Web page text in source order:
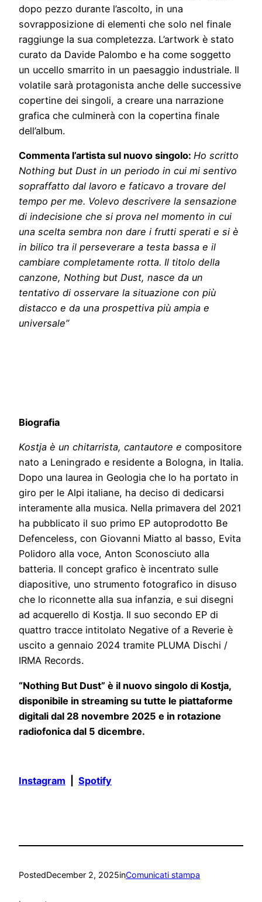
dopo pezzo durante l’ascolto, in una
sovrapposizione di elementi che solo nel finale
raggiunge la sua completezza. L’artwork è stato
curato da Davide Palombo e ha come soggetto
un uccello smarrito in un paesaggio industriale. Il
volatile sarà protagonista anche delle successive
copertine dei singoli, a creare una narrazione
grafica che culminerà con la copertina finale
dell’album.
Commenta l’artista sul nuovo singolo: Ho scritto
Nothing but Dust in un periodo in cui mi sentivo
sopraffatto dal lavoro e faticavo a trovare del
tempo per me. Volevo descrivere la sensazione
di indecisione che si prova nel momento in cui
una scelta sembra non dare i frutti sperati e si è
in bilico tra il perseverare a testa bassa e il
cambiare completamente rotta. Il titolo della
canzone, Nothing but Dust, nasce da un
tentativo di osservare la situazione con più
distacco e da una prospettiva più ampia e
universale”
Biografia
Kostja è un chitarrista, cantautore e compositore
nato a Leningrado e residente a Bologna, in Italia.
Dopo una laurea in Geologia che lo ha portato in
giro per le Alpi italiane, ha deciso di dedicarsi
interamente alla musica. Nella primavera del 2021
ha pubblicato il suo primo EP autoprodotto Be
Defenceless, con Giovanni Miatto al basso, Evita
Polidoro alla voce, Anton Sconosciuto alla
batteria. Il concept grafico è incentrato sulle
diapositive, uno strumento fotografico in disuso
che lo riconnette alla sua infanzia, e sui disegni
ad acquerello di Kostja. Il suo secondo EP di
quattro tracce intitolato Negative of a Reverie è
uscito a gennaio 2024 tramite PLUMA Dischi /
IRMA Records.
“Nothing But Dust” è il nuovo singolo di Kostja,
disponibile in streaming su tutte le piattaforme
digitali dal 28 novembre 2025 e in rotazione
radiofonica dal 5 dicembre.
Instagram Spotify
PostedDecember 2, 2025inComunicati stampa